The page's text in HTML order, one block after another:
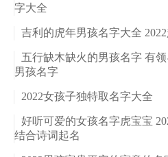
字大全
吉利的虎年男孩名字大全
五行缺木缺火的男孩名字 有
男孩名字
2022女孩子独特取名字大全
好听可爱的女孩名字虎宝宝
结合诗词起名